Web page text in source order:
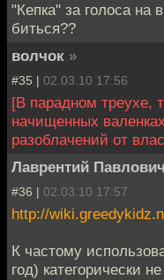
"Кепка" за голоса на
биться??
волчок »
#35 | 02.03.10 17:56
[В парадном треухе,
начищенных
разоблачений от
Лаврентий Павлович
#36 | 02.03.10 17:57
http://
К частому
год) категорически